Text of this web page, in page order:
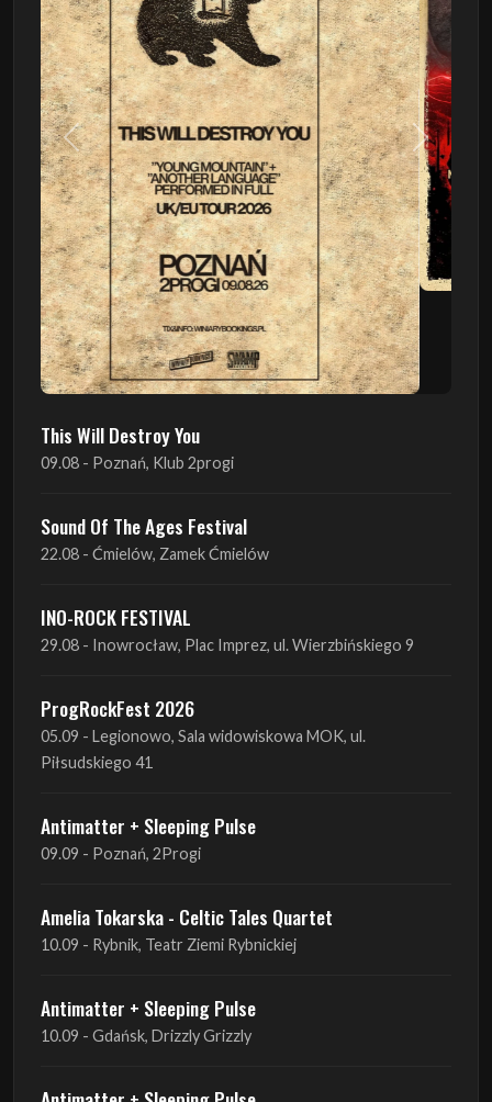
Poprzedni Następny
This Will Destroy You
09.08 - Poznań, Klub 2progi
Sound Of The Ages Festival
22.08 - Ćmielów, Zamek Ćmielów
INO-ROCK FESTIVAL
29.08 - Inowrocław, Plac Imprez, ul. Wierzbińskiego 9
ProgRockFest 2026
Antimatter + Sleeping Pulse
09.09 - Poznań, 2Progi
Amelia Tokarska - Celtic Tales Quartet
10.09 - Rybnik, Teatr Ziemi Rybnickiej
Antimatter + Sleeping Pulse
Antimatter + Sleeping Pulse
11.09 - Warszawa, VooDoo Club
Antimatter + Sleeping Pulse